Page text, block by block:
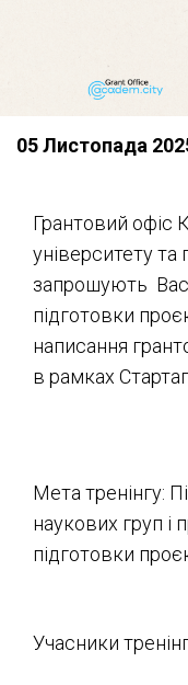
05 Листопада
Грантовий офіс
університету та
запрошують Вас
підготовки
написання
в рамках
Мета тренінгу:
наукових груп
підготовки
Учасники